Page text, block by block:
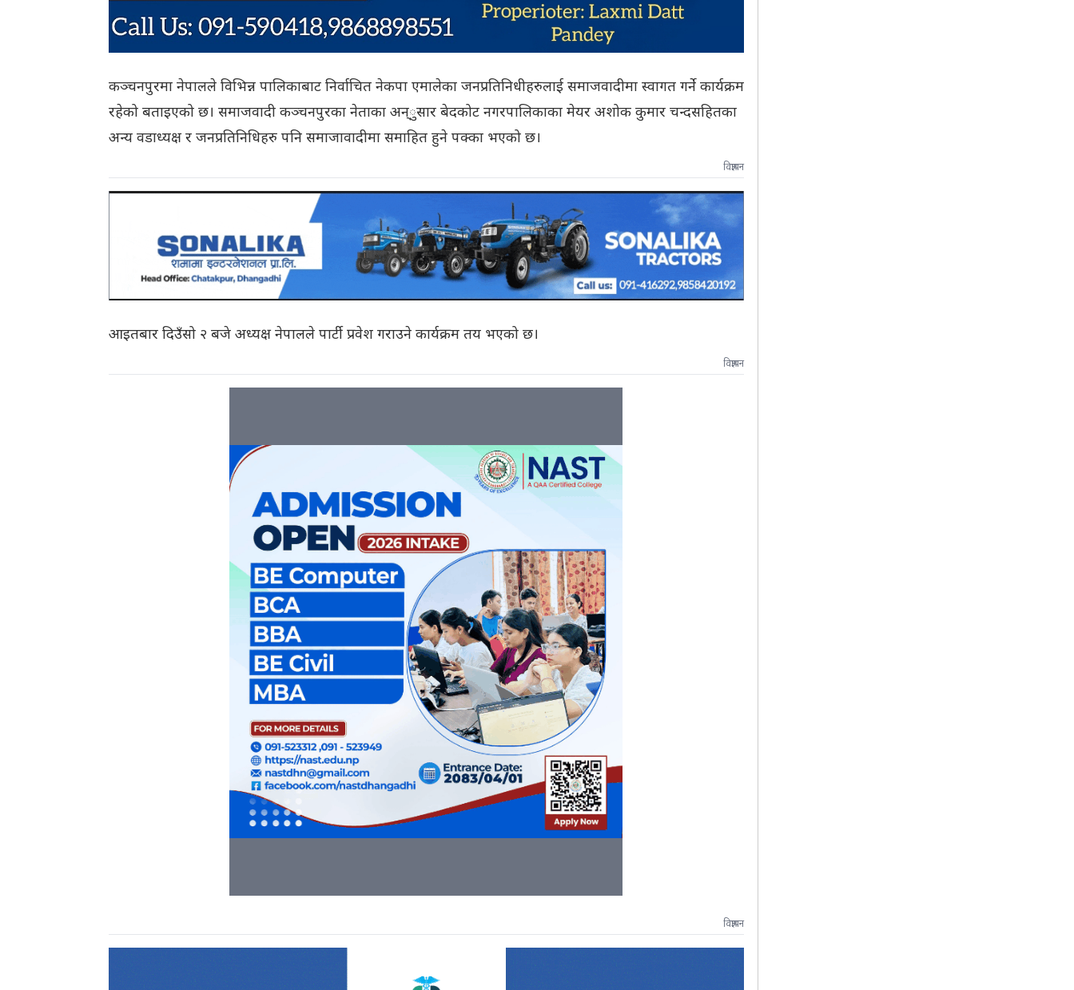
कञ्चनपुरमा नेपालले विभिन्न पालिकाबाट निर्वाचित नेकपा एमालेका जनप्रतिनिधीहरुलाई समाजवादीमा स्वागत गर्ने कार्यक्रम
रहेको बताइएको छ। समाजवादी कञ्चनपुरका नेताका अन्ुसार बेदकोट नगरपालिकाका मेयर अशोक कुमार चन्दसहितका
अन्य वडाध्यक्ष र जनप्रतिनिधिहरु पनि समाजावादीमा समाहित हुने पक्का भएको छ।
विज्ञापन
आइतबार दिउँसो २ बजे अध्यक्ष नेपालले पार्टी प्रवेश गराउने कार्यक्रम तय भएको छ।
विज्ञापन
विज्ञापन